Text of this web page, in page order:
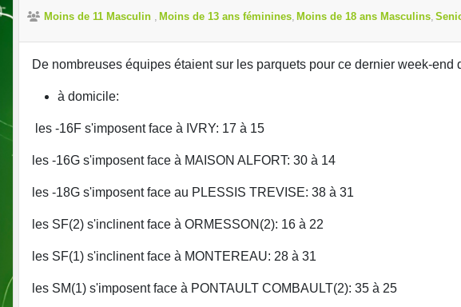
Moins de 11 Masculin Moins de 13 ans féminines Moins de 18 ans Masculins
De nombreuses équipes étaient sur les parquets pour ce dernier week-end
à domicile:
les -16F s'imposent face à IVRY: 17 à 15
les -16G s'imposent face à MAISON ALFORT: 30 à 14
les -18G s'imposent face au PLESSIS TREVISE: 38 à 31
les SF(2) s'inclinent face à ORMESSON(2): 16 à 22
les SF(1) s'inclinent face à MONTEREAU: 28 à 31
les SM(1) s'imposent face à PONTAULT COMBAULT(2): 35 à 25